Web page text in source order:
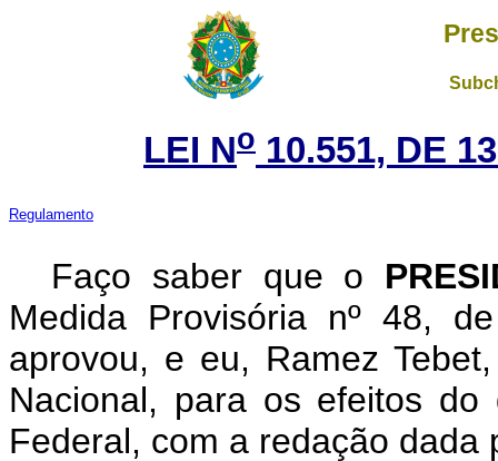
LEI No 10.551, DE
Regulamento
Faço saber que o
Medida Provisória nº 48,
aprovou, e eu, Ramez
Nacional, para os efeitos
Federal, com a redação dada